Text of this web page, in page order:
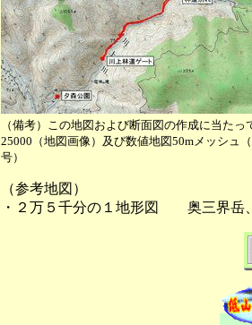
（備考）この地図および断面図の作成に当た
25000（地図画像）及び数値地図50mメッシ
号）
（参考地図）
・２万５千分の１地形図 奥三界岳